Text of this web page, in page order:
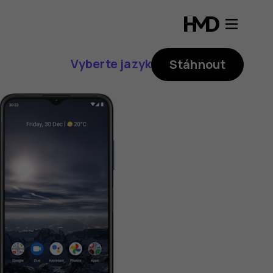
Vyberte jazyk Stáhnout